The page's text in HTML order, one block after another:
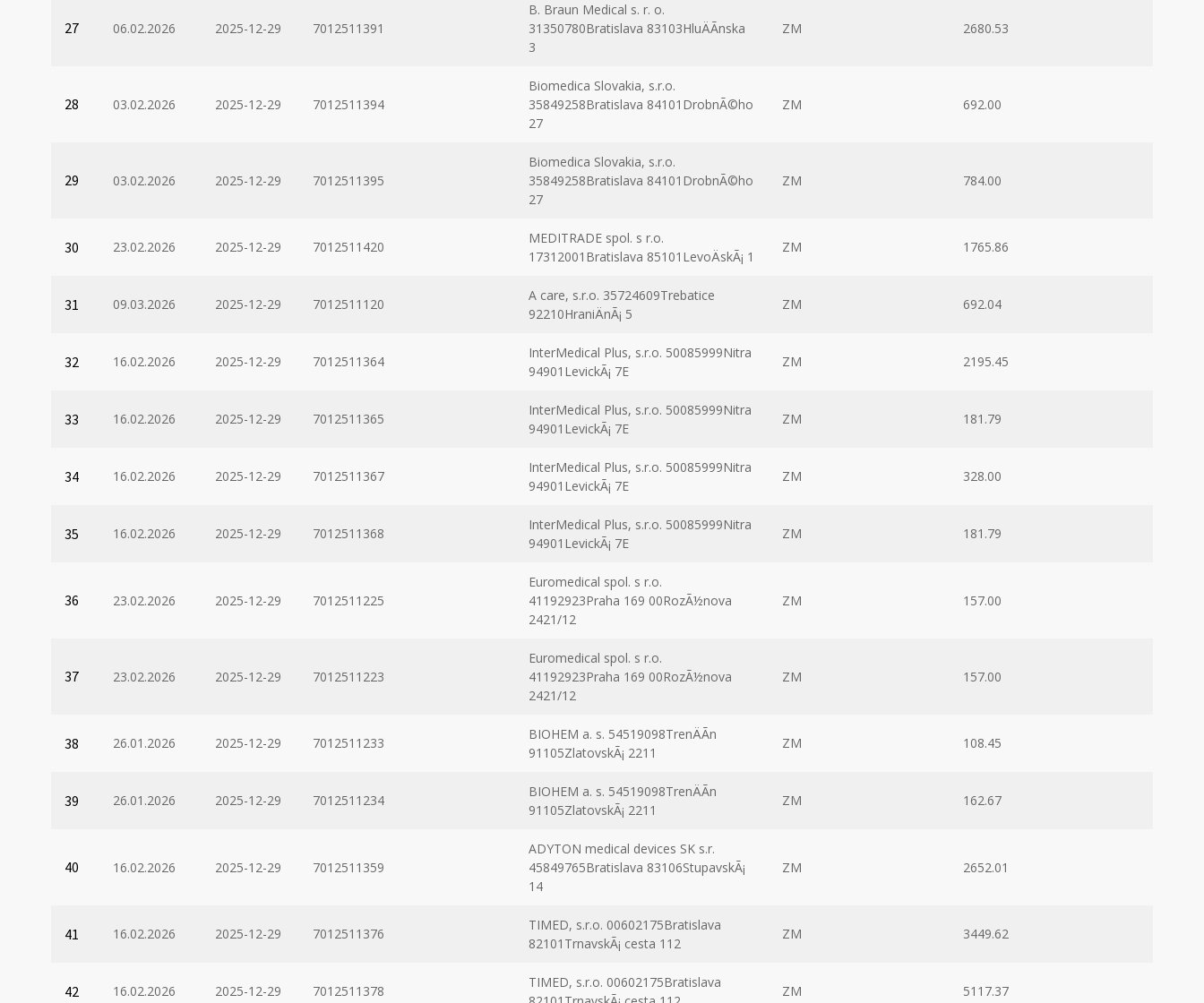
27 06.02.2026 2025-12-29 7012511391
B. Braun Medical s. r. o.
31350780Bratislava 83103HluÄÃ­nska
3
ZM 2680.53
28 03.02.2026 2025-12-29 7012511394
Biomedica Slovakia, s.r.o.
35849258Bratislava 84101DrobnÃ©ho
27
ZM 692.00
29 03.02.2026 2025-12-29 7012511395
Biomedica Slovakia, s.r.o.
35849258Bratislava 84101DrobnÃ©ho
27
ZM 784.00
30 23.02.2026 2025-12-29 7012511420
MEDITRADE spol. s r.o.
17312001Bratislava 85101LevoÄskÃ¡ 1
ZM 1765.86
31 09.03.2026 2025-12-29 7012511120
A care, s.r.o. 35724609Trebatice
92210HraniÄnÃ¡ 5
ZM 692.04
32 16.02.2026 2025-12-29 7012511364
InterMedical Plus, s.r.o. 50085999Nitra
94901LevickÃ¡ 7E
ZM 2195.45
33 16.02.2026 2025-12-29 7012511365
InterMedical Plus, s.r.o. 50085999Nitra
94901LevickÃ¡ 7E
ZM 181.79
34 16.02.2026 2025-12-29 7012511367
InterMedical Plus, s.r.o. 50085999Nitra
94901LevickÃ¡ 7E
ZM 328.00
35 16.02.2026 2025-12-29 7012511368
InterMedical Plus, s.r.o. 50085999Nitra
94901LevickÃ¡ 7E
ZM 181.79
36 23.02.2026 2025-12-29 7012511225
Euromedical spol. s r.o.
41192923Praha 169 00RozÃ½nova
2421/12
ZM 157.00
37 23.02.2026 2025-12-29 7012511223
Euromedical spol. s r.o.
41192923Praha 169 00RozÃ½nova
2421/12
ZM 157.00
38 26.01.2026 2025-12-29 7012511233
BIOHEM a. s. 54519098TrenÄÃ­n
91105ZlatovskÃ¡ 2211
ZM 108.45
39 26.01.2026 2025-12-29 7012511234
BIOHEM a. s. 54519098TrenÄÃ­n
91105ZlatovskÃ¡ 2211
ZM 162.67
40 16.02.2026 2025-12-29 7012511359
ADYTON medical devices SK s.r.
45849765Bratislava 83106StupavskÃ¡
14
ZM 2652.01
41 16.02.2026 2025-12-29 7012511376
TIMED, s.r.o. 00602175Bratislava
82101TrnavskÃ¡ cesta 112
ZM 3449.62
42 16.02.2026 2025-12-29 7012511378
TIMED, s.r.o. 00602175Bratislava
ZM 5117.37